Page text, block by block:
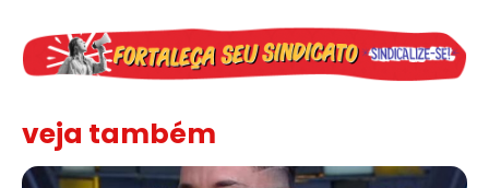
veja também
Solidariedade ao jornalista Caê Vasconcelos e repúdio aos